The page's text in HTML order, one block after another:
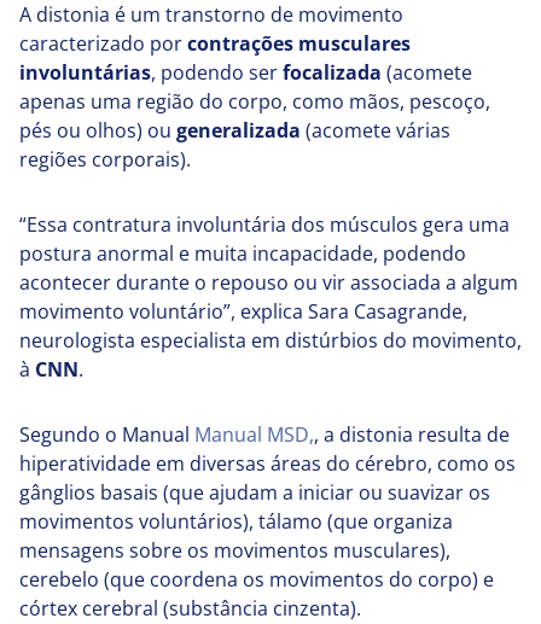
A distonia é um transtorno de movimento
caracterizado porcontrações musculares
involuntárias, podendo serfocalizada (acomete
apenas uma região do corpo, como mãos, pescoço,
pés ou olhos) ou generalizada (acomete várias
regiões corporais).
“Essa contratura involuntária dos músculos gera uma
postura anormal e muita incapacidade, podendo
acontecer durante o repouso ou vir associada a algum
movimento voluntário”, explica Sara Casagrande,
neurologista especialista em distúrbios do movimento,
à CNN.
Segundo o Manual Manual MSD,, a distonia resulta de
hiperatividade em diversas áreas do cérebro, como os
gânglios basais (que ajudam a iniciar ou suavizar os
movimentos voluntários), tálamo (que organiza
mensagens sobre os movimentos musculares),
cerebelo (que coordena os movimentos do corpo) e
córtex cerebral (substância cinzenta).